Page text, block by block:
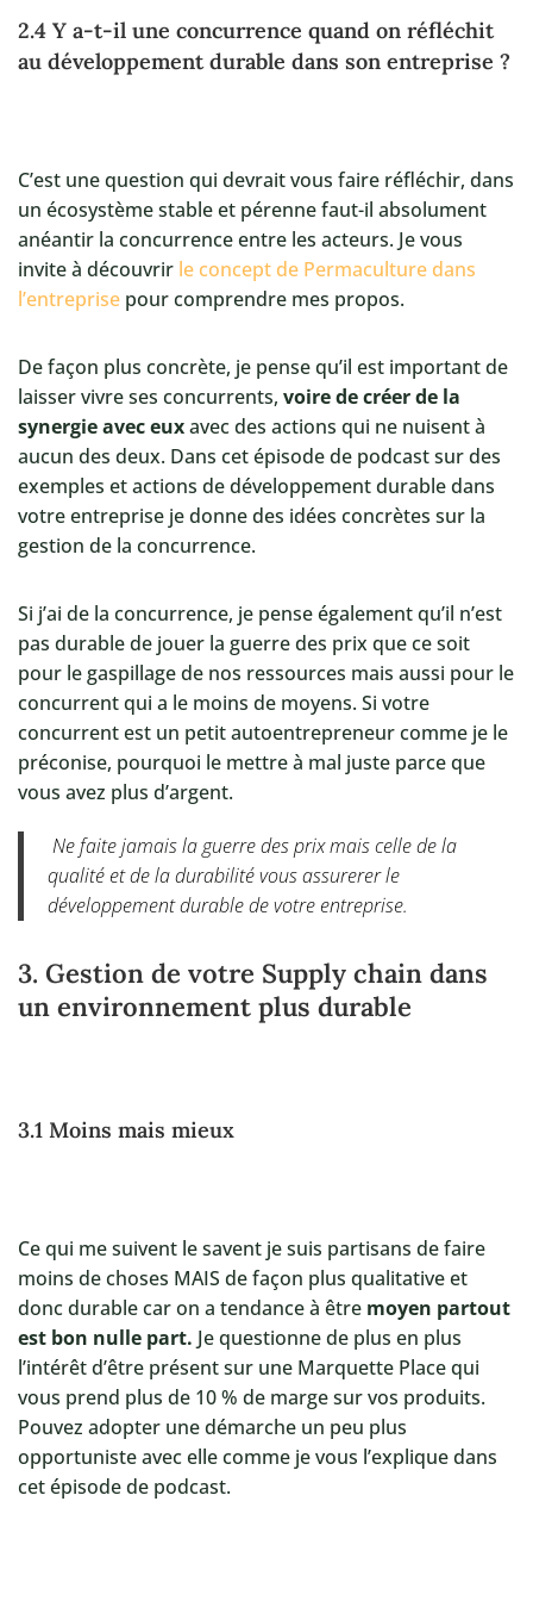
2.4 Y a-t-il une concurrence quand on réfléchit
au développement durable dans son entreprise ?
C’est une question qui devrait vous faire réfléchir, dans
un écosystème stable et pérenne faut-il absolument
anéantir la concurrence entre les acteurs. Je vous
invite à découvrir le concept de Permaculture dans
l’entreprise pour comprendre mes propos.
De façon plus concrète, je pense qu’il est important de
laisser vivre ses concurrents, voire de créer de la
synergie avec euxavec des actions qui ne nuisent à
aucun des deux. Dans cet épisode de podcast sur des
exemples et actions de développement durable dans
votre entreprise je donne des idées concrètes sur la
gestion de la concurrence.
Si j’ai de la concurrence, je pense également qu’il n’est
pas durable de jouer la guerre des prix que ce soit
pour le gaspillage de nos ressources mais aussi pour le
concurrent qui a le moins de moyens. Si votre
concurrent est un petit autoentrepreneur comme je le
préconise, pourquoi le mettre à mal juste parce que
vous avez plus d’argent.
Ne faite jamais la guerre des prix mais celle de la
qualité et de la durabilité vous assurerer le
développement durable de votre entreprise.
3. Gestion de votre Supply chain dans
un environnement plus durable
3.1 Moins mais mieux
Ce qui me suivent le savent je suis partisans de faire
moins de choses MAIS de façon plus qualitative et
donc durable car on a tendance à être moyen partout
est bon nulle part. Je questionne de plus en plus
l’intérêt d’être présent sur une Marquette Place qui
vous prend plus de 10 % de marge sur vos produits.
Pouvez adopter une démarche un peu plus
opportuniste avec elle comme je vous l’explique dans
cet épisode de podcast.